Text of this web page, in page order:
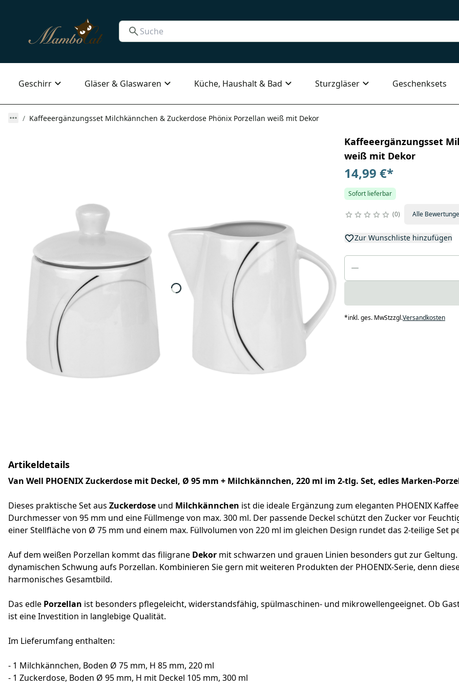
Geschirr Gläser & Glaswaren Küche, Haushalt & Bad Sturzgläser Geschenksets
Kaffeeergänzungsset Milchkännchen & Zuckerdose Phönix Porzellan weiß mit Dekor
Kaffeeergänzungsset
weiß mit Dekor
14,99 €*
Sofort lieferbar
0 Alle
Zur Wunschliste hinzufügen
*inkl. ges. MwStzzgl.Versandkosten
Artikeldetails
Van Well PHOENIX Zuckerdose mit Deckel, Ø 95 mm + Milchkännchen, 220 ml im 2-tlg. Set, edles Marken-
Dieses praktische Set aus Zuckerdose und Milchkännchen ist die ideale Ergänzung zum eleganten PHOENIX
Durchmesser von 95 mm und eine Füllmenge von max. 300 ml. Der passende Deckel schützt den Zucker vor
einer Stellfläche von Ø 75 mm und einem max. Füllvolumen von 220 ml im gleichen Design rundet das 2-teilige Set
Auf dem weißen Porzellan kommt das filigrane Dekor mit schwarzen und grauen Linien besonders gut zur
dynamischen Schwung aufs Porzellan. Kombinieren Sie gern mit weiteren Produkten der PHOENIX-Serie, denn
harmonisches Gesamtbild.
Das edle Porzellan ist besonders pflegeleicht, widerstandsfähig, spülmaschinen- und mikrowellengeeignet. Ob
ist eine Investition in langlebige Qualität.
Im Lieferumfang enthalten:
- 1 Milchkännchen, Boden Ø 75 mm, H 85 mm, 220 ml
- 1 Zuckerdose, Boden Ø 95 mm, H mit Deckel 105 mm, 300 ml